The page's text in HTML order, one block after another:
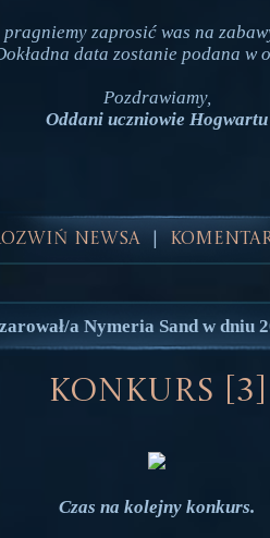
zaprosić was na
data zostanie podana w
Pozdrawiamy,
Oddani uczniowie Hogwartu
Newsa
a Nymeria Sand w dniu
Konkurs [3]
Czas na kolejny konkurs.